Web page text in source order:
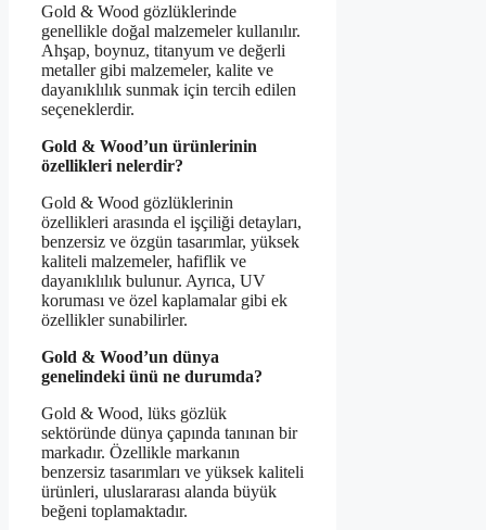
Gold & Wood gözlüklerinde
genellikle doğal malzemeler kullanılır.
Ahşap, boynuz, titanyum ve değerli
metaller gibi malzemeler, kalite ve
dayanıklılık sunmak için tercih edilen
seçeneklerdir.
Gold & Wood’un ürünlerinin
özellikleri nelerdir?
Gold & Wood gözlüklerinin
özellikleri arasında el işçiliği detayları,
benzersiz ve özgün tasarımlar, yüksek
kaliteli malzemeler, hafiflik ve
dayanıklılık bulunur. Ayrıca, UV
koruması ve özel kaplamalar gibi ek
özellikler sunabilirler.
Gold & Wood’un dünya
genelindeki ünü ne durumda?
Gold & Wood, lüks gözlük
sektöründe dünya çapında tanınan bir
markadır. Özellikle markanın
benzersiz tasarımları ve yüksek kaliteli
ürünleri, uluslararası alanda büyük
beğeni toplamaktadır.